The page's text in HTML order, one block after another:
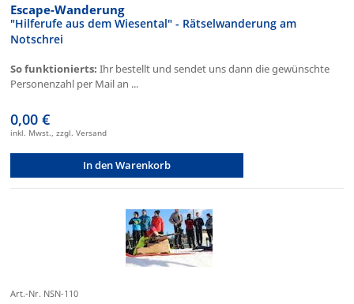
Escape-Wanderung
"Hilferufe aus dem Wiesental" - Rätselwanderung am
Notschrei
So funktionierts: Ihr bestellt und sendet uns dann die gewünschte
Personenzahl per Mail an ...
0,00 €
inkl. Mwst., zzgl. Versand
In den Warenkorb
Art.-Nr. NSN-110